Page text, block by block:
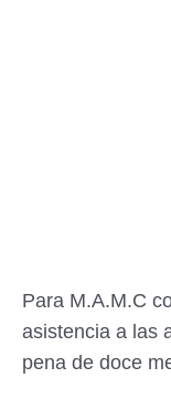
Para M.A.M.C
asistencia a las
pena de doce